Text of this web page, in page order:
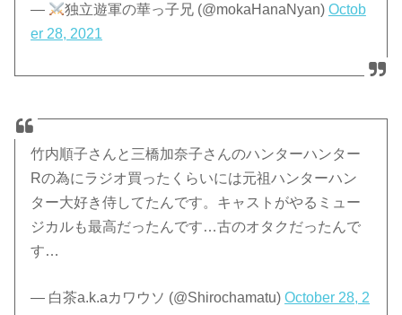
— 独立遊軍の華っ子兄 (@mokaHanaNyan) Octob
er 28, 2021
竹内順子さんと三橋加奈子さんのハンターハンター
Rの為にラジオ買ったくらいには元祖ハンターハン
ター大好き侍してたんです。キャストがやるミュー
ジカルも最高だったんです…古のオタクだったんで
す…
— 白茶a.k.aカワウソ (@Shirochamatu)October 28, 2